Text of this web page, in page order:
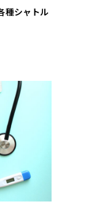
種シャトル